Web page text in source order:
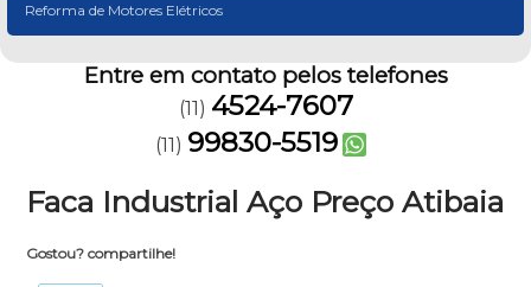
Reforma de Motores Elétricos
Entre em contato pelos telefones
(11) 4524-7607
(11) 99830-5519
Faca Industrial Aço Preço Atibaia
Gostou? compartilhe!